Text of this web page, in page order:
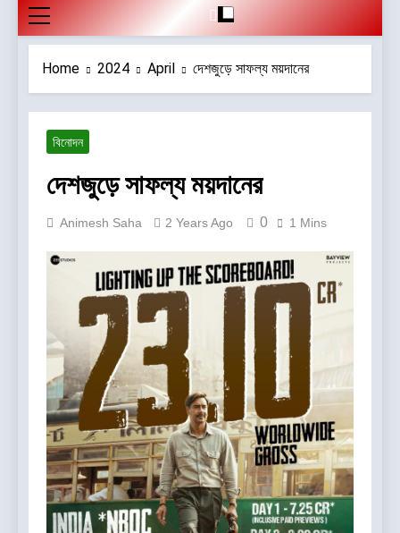
Home 2024 April দেশজুড়ে সাফল্য ময়দানের
বিনোদন
দেশজুড়ে সাফল্য ময়দানের
Animesh Saha 2 Years Ago 0 1 Mins